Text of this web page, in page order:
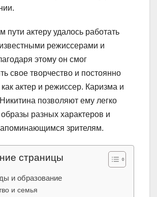
пути актеру удалось работать
режиссерами и
этому он смог
свое творчество и постоянно
актер и режиссер. Каризма и
позволяют ему легко
разных характеров и
зрителям.
страницы
и образование
и семья